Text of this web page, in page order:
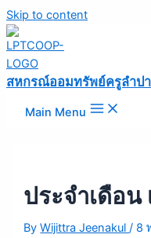
Skip to content
สหกรณ์ออมทรัพย์ครูลำป
Main Menu
ประจำเดือน
ByWijittra Jeenakul/ 8